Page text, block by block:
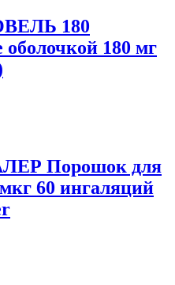
180
180 мг
Порошок для
60 ингаляций